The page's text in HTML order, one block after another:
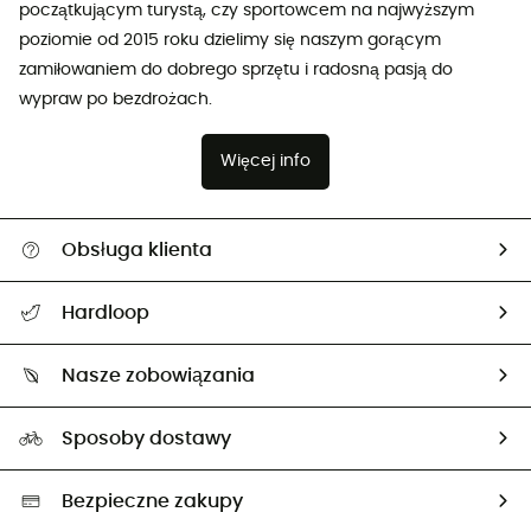
początkującym turystą, czy sportowcem na najwyższym
poziomie od 2015 roku dzielimy się naszym gorącym
zamiłowaniem do dobrego sprzętu i radosną pasją do
wypraw po bezdrożach.
Więcej info
Obsługa klienta
Śledzenie przesyłki
Zwrot artykułów i zwrot środków
Hardloop
Ambasadorzy
Nasze zobowiązania
Neutralność węglowa
Wybrane produkty eko
Sposoby dostawy
Bezpieczne zakupy